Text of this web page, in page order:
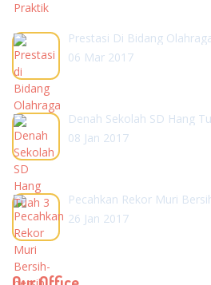
Prestasi Di Bidang
06 Mar 2017
Denah Sekolah SD Hang
08 Jan 2017
Pecahkan Rekor Muri
26 Jan 2017